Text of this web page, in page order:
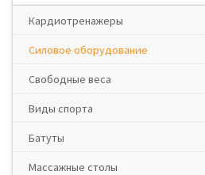
Кардиотренажеры
Силовое оборудование
Свободные веса
Виды спорта
Батуты
Массажные столы